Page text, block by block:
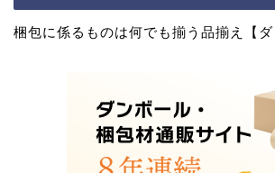
梱包に係るものは何でも揃う品揃え【ダ